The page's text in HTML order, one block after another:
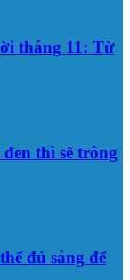
tháng 11: Từ
thì sẽ trông
đủ sáng để